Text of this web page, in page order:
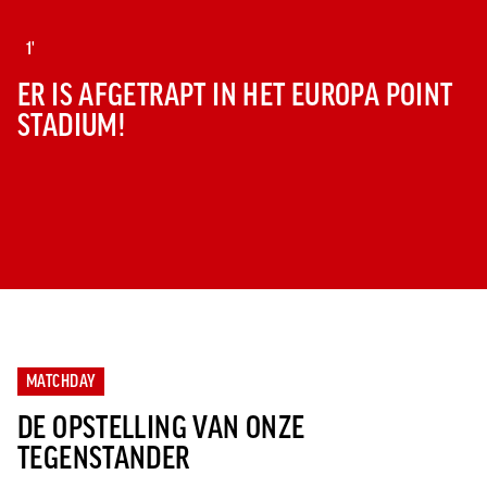
1'
ER IS AFGETRAPT IN HET EUROPA POINT
STADIUM!
MATCHDAY
DE OPSTELLING VAN ONZE
TEGENSTANDER